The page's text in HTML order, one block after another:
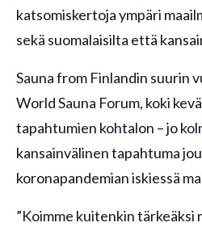
katsomiskertoja ympäri
sekä suomalaisilta että
Sauna from Finlandin suurin
World Sauna Forum, koki
tapahtumien kohtalon – jo
kansainvälinen tapahtuma
koronapandemian iskiessä
”Koimme kuitenkin tärkeäksi